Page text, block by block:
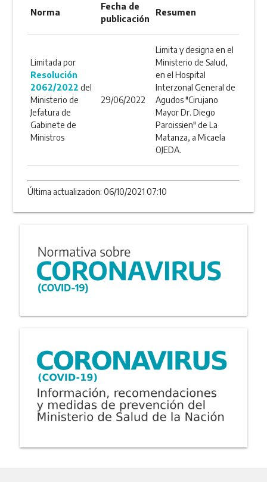
Norma
Fecha de
publicación
Resumen
Limitada por
Resolución
2062/2022 del
Ministerio de
Jefatura de
Gabinete de
Ministros
29/06/2022
Limita y designa en el
Ministerio de Salud,
en el Hospital
Interzonal General de
Agudos "Cirujano
Mayor Dr. Diego
Paroissien" de La
Matanza, a Micaela
OJEDA.
Última actualizacion: 06/10/2021 07:10